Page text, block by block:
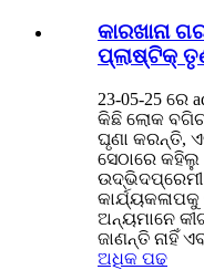
କାରଖାନା
ପ୍ଲାଷ୍ଟିକ୍
23-05-25 ରେ
କିଛି ଲୋକ
ଘୃଣା କରନ୍ତି,
ସେଠାରେ
ଉଦ୍ଭିଦପ୍ରେମୀ
ଅନ୍ୟମାନେ
ଜାଣନ୍ତି ନାହିଁ
ଅଧିକ ପଢ